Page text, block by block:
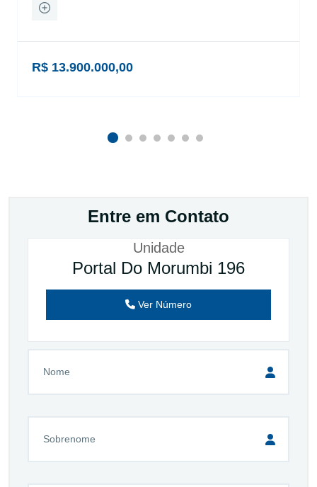
R$ 13.900.000,00
Entre em Contato
Unidade
Portal Do Morumbi 196
Ver Número